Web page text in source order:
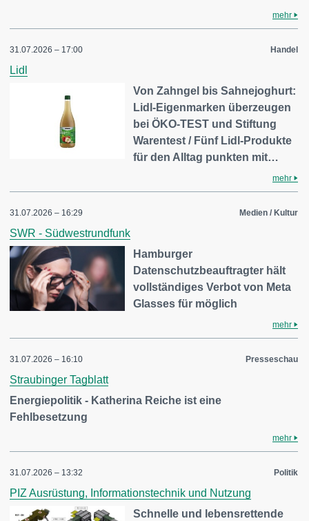
mehr
31.07.2026 – 17:00 Handel
Lidl
Von Zahngel bis Sahnejoghurt:
Lidl-Eigenmarken überzeugen
bei ÖKO-TEST und Stiftung
Warentest / Fünf Lidl-Produkte
für den Alltag punkten mit…
mehr
31.07.2026 – 16:29 Medien / Kultur
SWR - Südwestrundfunk
Hamburger
Datenschutzbeauftragter hält
vollständiges Verbot von Meta
Glasses für möglich
mehr
31.07.2026 – 16:10 Presseschau
Straubinger Tagblatt
Energiepolitik - Katherina Reiche ist eine
Fehlbesetzung
mehr
31.07.2026 – 13:32 Politik
PIZ Ausrüstung, Informationstechnik und Nutzung
Schnelle und lebensrettende